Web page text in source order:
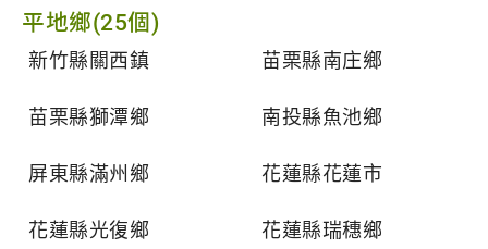
平地鄉(25個)
新竹縣關西鎮 苗栗縣南庄鄉
苗栗縣獅潭鄉 南投縣魚池鄉
屏東縣滿州鄉 花蓮縣花蓮市
花蓮縣光復鄉 花蓮縣瑞穗鄉